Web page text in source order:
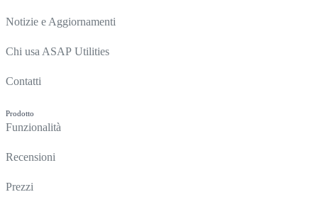
Notizie e Aggiornamenti
Chi usa ASAP Utilities
Contatti
Prodotto
Funzionalità
Recensioni
Prezzi